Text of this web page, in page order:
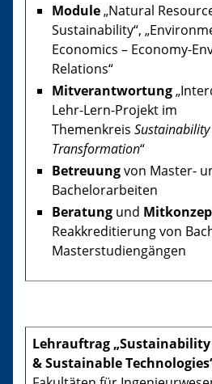
Module„Natural
Sustainability“,
Economics – Economy-
Relations“
Mitverantwortung
Lehr-Lern-Projekt im
Themenkreis Sustainability
Transformation“
Betreuungvon Master-
Bachelorarbeiten
Beratung und
Reakkreditierung von
Masterstudiengängen
Lehrauftrag „Sustainability
& Sustainable